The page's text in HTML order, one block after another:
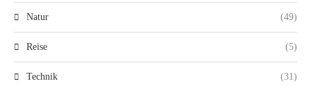
Natur (49)
Reise (5)
Technik (31)